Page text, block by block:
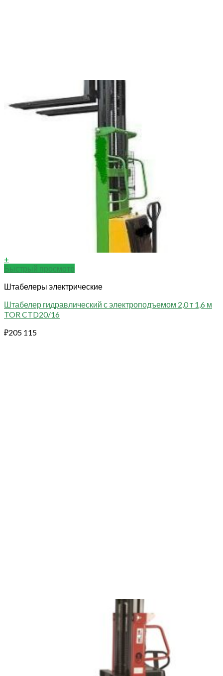
+
Быстрый просмотр
Штабелеры электрические
Штабелер гидравлический с электроподъемом 2,0 т 1,6 м
TOR CTD20/16
₽205 115